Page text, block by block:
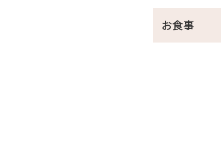
あぐー豚のベー
また
ホテルパティ
スパークリング
お食事